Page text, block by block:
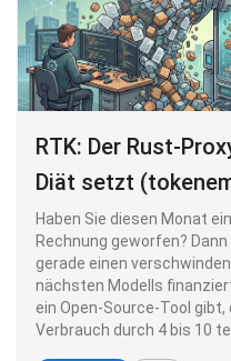
RTK: Der Rust-
Diät setzt
Haben Sie diesen Monat
Rechnung geworfen?
gerade einen
nächsten Modells
ein Open-Source-Tool
Verbrauch durch 4 bis 10